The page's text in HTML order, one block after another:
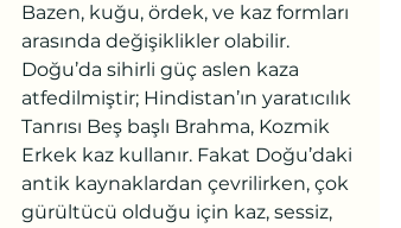
Bazen, kuğu, ördek, ve kaz formları
arasında değişiklikler olabilir.
Doğu’da sihirli güç aslen kaza
atfedilmiştir; Hindistan’ın yaratıcılık
Tanrısı Beş başlı Brahma, Kozmik
Erkek kaz kullanır. Fakat Doğu’daki
antik kaynaklardan çevrilirken, çok
gürültücü olduğu için kaz, sessiz,